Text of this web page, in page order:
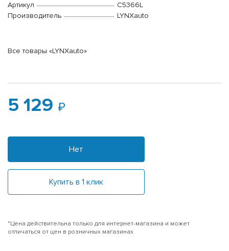
Артикул
C5366L
Производитель
LYNXauto
Все товары «LYNXauto»
5 129
Нет
Купить в 1 клик
*Цена действительна только для интернет-магазина и может
отличаться от цен в розничных магазинах